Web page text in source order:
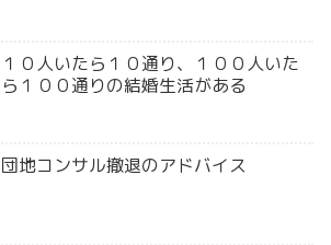
１０人いたら１０通り、１００人いた
ら１００通りの結婚生活がある
団地コンサル撤退のアドバイス